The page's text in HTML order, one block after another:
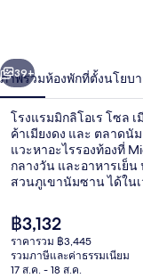
โซล
เมียง
ดง
า
ถัดไป
39+
ภาพรวมห้องพักที่ตั้งนโยบ
โรงแรมมิกลิโอเร โซล
ค้าเมียงดง และ ตลาดนั
แวะหาอะไรรองท้องที่
กลางวัน และอาหารเย็น
สวนภูเขานัมซาน ได้ใน
เพียงไม่กี่ก้าว และ สถานี
ราคา
ปัจจุบัน
฿3,132
฿3,132
ราคารวม ฿3,445
รวมภาษีและค่าธรรมเนียม
17 ส.ค. - 18 ส.ค.